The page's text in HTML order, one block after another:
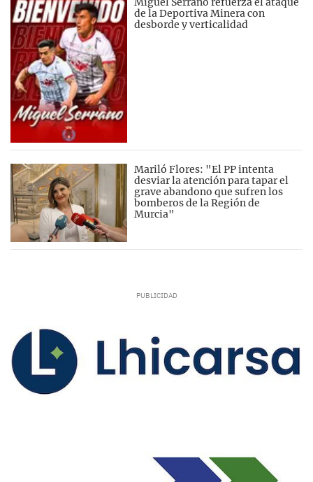
de la Deportiva Minera con
desborde y verticalidad
Mariló Flores: "El PP intenta
desviar la atención para tapar el
grave abandono que sufren los
bomberos de la Región de
Murcia"